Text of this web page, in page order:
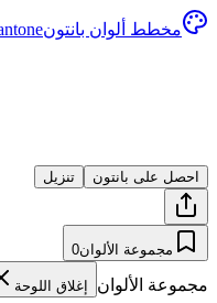
مخطط ألوان بانتون
احصل على بانتون تنزيل
مجموعة الألوان0
مجموعة الألوان إغلاق اللوحة